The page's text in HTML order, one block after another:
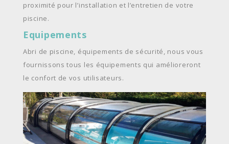
proximité pour l’installation et l’entretien de votre
piscine.
Equipements
Abri de piscine, équipements de sécurité, nous vous
fournissons tous les équipements qui amélioreront
le confort de vos utilisateurs.